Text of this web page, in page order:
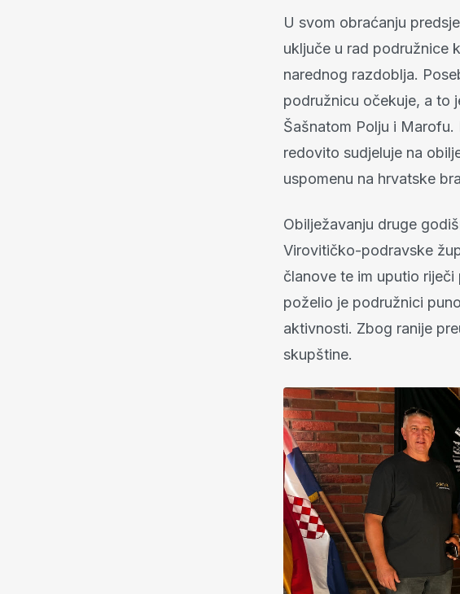
U svom obraćanju
uključe u rad podružnice
narednog razdoblja.
podružnicu očekuje, a to
Šašnatom Polju i
redovito sudjeluje na
uspomenu na hrvatske
Obilježavanju druge
Virovitičko-podravske
članove te im uputio
poželio je podružnici
aktivnosti. Zbog ranije
skupštine.